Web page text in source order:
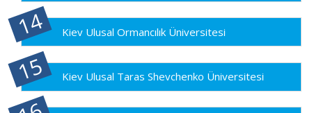
Kiev Ulusal Ormancılık Üniversitesi
Kiev Ulusal Taras Shevchenko Üniversitesi